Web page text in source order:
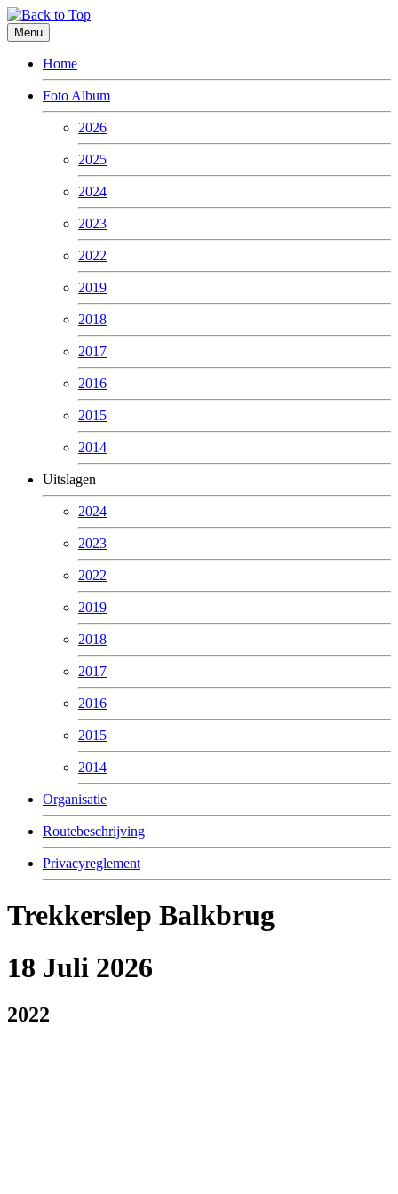
Menu
Home
Foto Album
2026
2025
2024
2023
2022
2019
2018
2017
2016
2015
2014
Uitslagen
2024
2023
2022
2019
2018
2017
2016
2015
2014
Organisatie
Routebeschrijving
Privacyreglement
Trekkerslep Balkbrug
18 Juli 2026
2022